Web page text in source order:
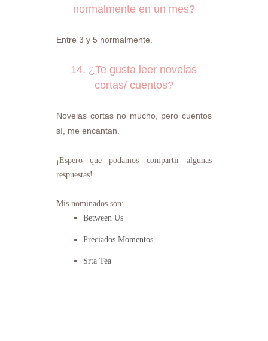
normalmente en un mes?
Entre 3 y 5 normalmente.
14. ¿Te gusta leer novelas
cortas/ cuentos?
Novelas cortas no mucho, pero cuentos
sí, me encantan.
¡Espero que podamos compartir algunas
respuestas!
Mis nominados son:
Between Us
Preciados Momentos
Srta Tea